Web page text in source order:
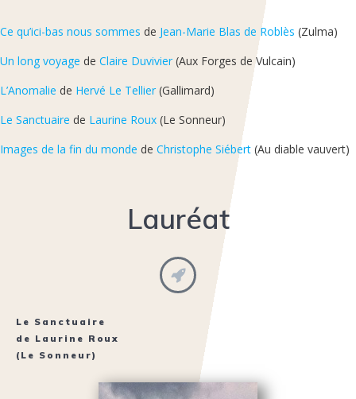
Ce qu’ici-bas nous sommes de Jean-Marie Blas de Roblès (Zulma)
Un long voyage de Claire Duvivier (Aux Forges de Vulcain)
L’Anomalie de Hervé Le Tellier (Gallimard)
Le Sanctuaire de Laurine Roux (Le Sonneur)
Images de la fin du monde de Christophe Siébert (Au diable vauvert)
Lauréat
Le Sanctuaire
de Laurine Roux
(Le Sonneur)